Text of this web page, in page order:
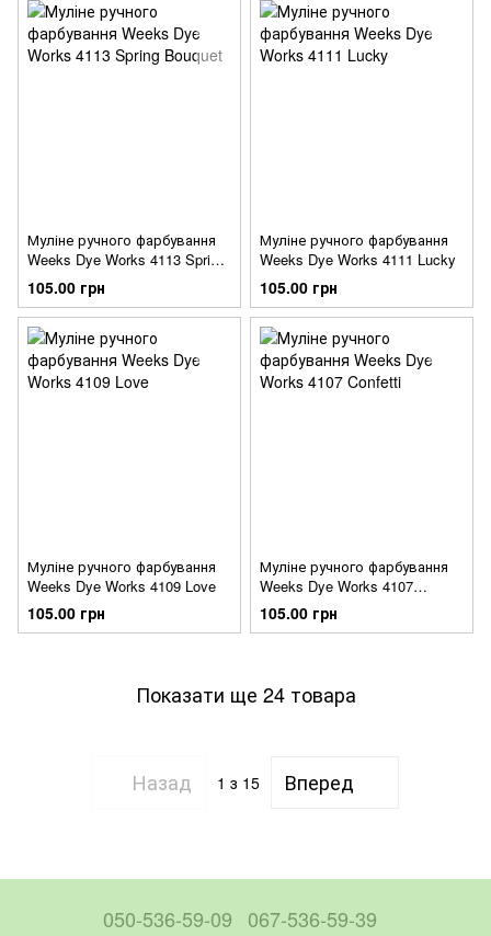
Муліне ручного фарбування
Weeks Dye Works 4113 Spring
Bouquet
105.00 грн
Муліне ручного фарбування
Weeks Dye Works 4111 Lucky
105.00 грн
Муліне ручного фарбування
Weeks Dye Works 4109 Love
105.00 грн
Муліне ручного фарбування
Weeks Dye Works 4107
Confetti
105.00 грн
Показати ще 24 товара
Назад 1 з 15 Вперед
050-536-59-09 067-536-59-39